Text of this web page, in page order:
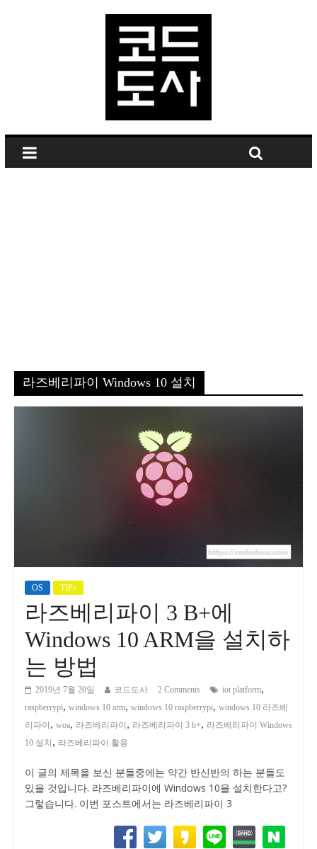
라즈베리파이 Windows 10 설치
OS TIPs
라즈베리파이 3 B+에
Windows 10 ARM을 설치하
는 방법
2019년 7월 20일 코드도사 2 Comments iot platform,
raspberrypi, windows 10 arm, windows 10 raspberrypi, windows 10 라즈베
리파이 , woa, 라즈베리파이 , 라즈베리파이 3 b+, 라즈베리파이 Windows
10 설치 , 라즈베리파이 활용
이 글의 제목을 보신 분들중에는 약간 반신반의 하는 분들도
있을 것입니다. 라즈베리파이에 Windows 10을 설치한다고?
그렇습니다. 이번 포스트에서는 라즈베리파이 3